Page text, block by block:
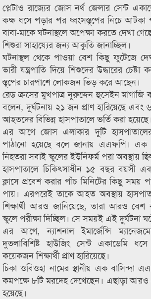
প্লেটাও রাজ্যের জোস নর্থ জেলার সেন্ট
কক্ষ ধসে পড়ার পর ধ্বংসস্তূপের নিচে আটকা পড়ে
বাবা-মাকে ঘটনাস্থলে অপেক্ষা করতে দেখা
শিশুরা সাহায্যের জন্য আকুতি জানাচ্ছিল।
ঘটনাস্থল থেকে পাওয়া বেশ কিছু ফুটেজে
ভারী যন্ত্রপাতি দিয়ে শিশুদের উদ্ধারের
স্তূপের চারপাশে লোকজন ভিড় করে আছেন।
রেড ক্রসের মুখপাত্র নুরুদ্দেন হুসেইন মাগাজি
বলেন, দুর্ঘটনায় ২১ জন প্রাণ হারিয়েছে
আহতদের বিভিন্ন হাসপাতালে ভর্তি করা হয়েছে।
এর আগে জোস এলাকার দুটি
পাঠানো হয়েছে বলে জানায় এএফপি। এক
নিহতরা সবাই স্কুলের ইউনিফর্ম পরা অবস্থায়
হাসপাতালে চিকিৎসাধীন ১৫ বছর বয়সী এক
ক্লাসে প্রবেশ করার পাঁচ মিনিটের কিছু সময়
পায়। এরপরেই তাকে আহত অবস্থায়
শিক্ষার্থী আরও জানিয়েছে, তারা আরও
স্কুলে পরীক্ষা দিচ্ছিল। সে সময়ই এই দুর্ঘটনা
এর আগে, ন্যাশনাল ইমার্জেন্সি
দুতলাবিশিষ্ট হাউজিং সেন্ট একাডেমি
কয়েকজন শিক্ষার্থী প্রাণ হারিয়েছে।
চিকা ওবিওহা নামের স্থানীয় এক বাসিন্দা
কমপক্ষে ৮টি মরদেহ দেখেছেন। এছাড়া
হয়েছে।